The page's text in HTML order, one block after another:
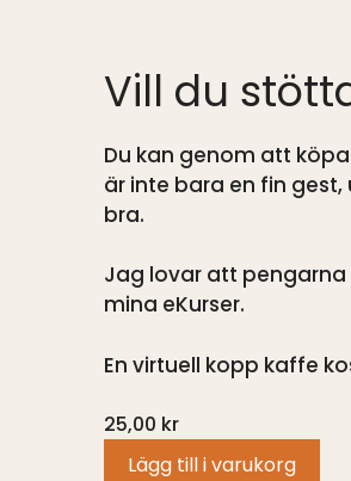
Vill du
Du kan genom att
är inte bara en fin
bra.
Jag lovar att
mina eKurser.
En virtuell kopp kaffe
25,00 kr
Lägg till i varukorg